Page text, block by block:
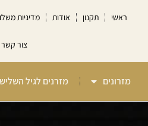
ראשי תקנון אודות מדיניות
צור קשר
מזרונים מזרנים לגיל